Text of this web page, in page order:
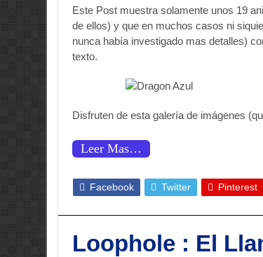
Este Post muestra solamente unos 19
de ellos) y que en muchos casos ni
nunca había investigado mas detalles)
texto.
Disfruten de esta galería de imágenes
Leer Mas…
Facebook Twitter Pinterest
Loophole : El